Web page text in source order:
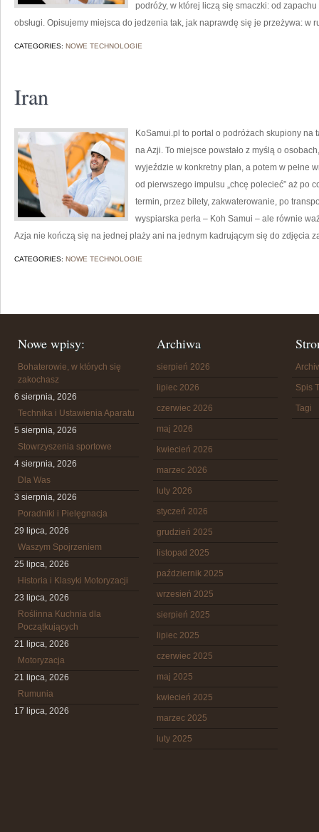
podróży, w której liczą się smaczki: od
obsługi. Opisujemy miejsca do jedzenia tak, jak naprawdę się je przeżywa: w
CATEGORIES: NOWE TECHNOLOGIE
Iran
KoSamui.pl to portal o podróżach skupiony na
na Azji. To miejsce powstało z myślą o
wyjeździe w konkretny plan, a potem w pełne
od pierwszego impulsu „chcę polecieć” aż po
termin, przez bilety, zakwaterowanie, po
wyspiarska perła – Koh Samui – ale równie
Azja nie kończą się na jednej plaży ani na jednym kadrującym się do zdjęcia
CATEGORIES: NOWE TECHNOLOGIE
Nowe wpisy:
Bohaterowie, w których się
zakochasz
6 sierpnia, 2026
Technika i Ustawienia Aparatu
5 sierpnia, 2026
Stowrzyszenia sportowe
4 sierpnia, 2026
Dla Was
3 sierpnia, 2026
Poradniki i Pielęgnacja
29 lipca, 2026
Waszym Spojrzeniem
25 lipca, 2026
Historia i Klasyki Motoryzacji
23 lipca, 2026
Roślinna Kuchnia dla
Początkujących
21 lipca, 2026
Motoryzacja
21 lipca, 2026
Rumunia
17 lipca, 2026
Archiwa
sierpień 2026
lipiec 2026
czerwiec 2026
maj 2026
kwiecień 2026
marzec 2026
luty 2026
styczeń 2026
grudzień 2025
listopad 2025
październik 2025
wrzesień 2025
sierpień 2025
lipiec 2025
czerwiec 2025
maj 2025
kwiecień 2025
marzec 2025
luty 2025
Spis
Tagi